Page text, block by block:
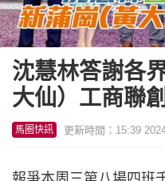
沈慧林答謝各
大仙）工商聯
馬圈快訊 更新時間：15:39